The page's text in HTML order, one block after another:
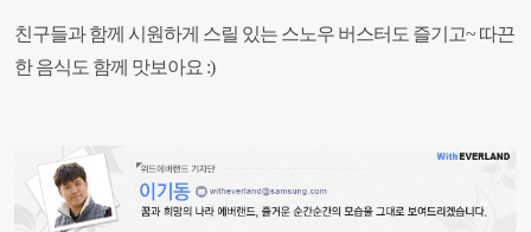
친구들과 함께 시원하게 스릴 있는 스노우 버스터도 즐기고~ 따끈
한 음식도 함께 맛보아요 :)